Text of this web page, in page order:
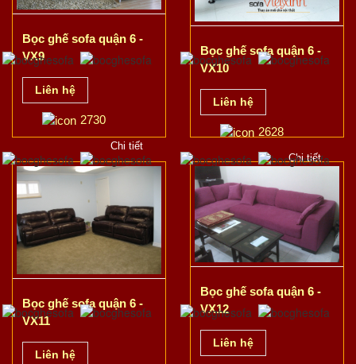
Bọc ghế sofa quận 6 -
VX9
Liên hệ
2730
Chi tiết
Bọc ghế sofa quận 6 -
VX10
Liên hệ
2628
Chi tiết
Bọc ghế sofa quận 6 -
VX11
Liên hệ
Bọc ghế sofa quận 6 -
VX12
Liên hệ